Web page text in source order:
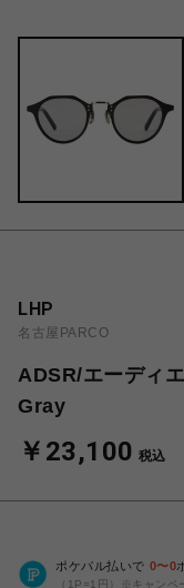
LHP
名古屋PARCO
ADSR/エーディ
Gray
￥23,100 税込
ポケパル払いで 0〜0
（1P=1円）※キャンペ